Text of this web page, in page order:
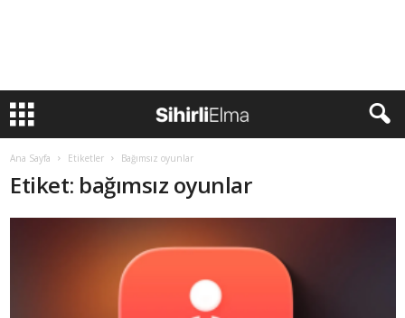
Ana Sayfa Etiketler Bağımsız oyunlar
Etiket: bağımsız oyunlar